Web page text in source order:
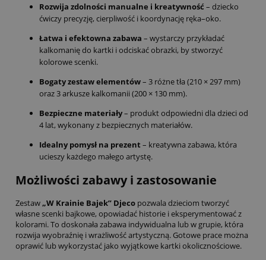
Rozwija zdolności manualne i kreatywność – dziecko
ćwiczy precyzję, cierpliwość i koordynację ręka–oko.
Łatwa i efektowna zabawa – wystarczy przykładać
kalkomanię do kartki i odciskać obrazki, by stworzyć
kolorowe scenki.
Bogaty zestaw elementów– 3 różne tła (210 × 297 mm)
oraz 3 arkusze kalkomanii (200 × 130 mm).
Bezpieczne materiały– produkt odpowiedni dla dzieci od
4 lat, wykonany z bezpiecznych materiałów.
Idealny pomysł na prezent – kreatywna zabawa, która
ucieszy każdego małego artystę.
Możliwości zabawy i zastosowanie
Zestaw„W Krainie Bajek” Djeco pozwala dzieciom tworzyć
własne scenki bajkowe, opowiadać historie i eksperymentować z
kolorami. To doskonała zabawa indywidualna lub w grupie, która
rozwija wyobraźnię i wrażliwość artystyczną. Gotowe prace można
oprawić lub wykorzystać jako wyjątkowe kartki okolicznościowe.